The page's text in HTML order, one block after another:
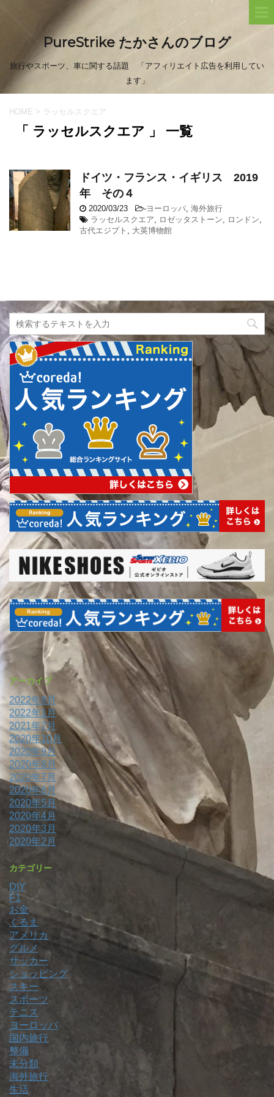
PureStrike たかさんのブログ
旅行やスポーツ、車に関する話題 「アフィリエイト広告を利用してい
ます」
HOME > ラッセルスクエア
「 ラッセルスクエア 」 一覧
ドイツ・フランス・イギリス 2019
年 その４
2020/03/23 -ヨーロッパ, 海外旅行
ラッセルスクエア, ロゼッタストーン, ロンドン,
古代エジプト , 大英博物館
アーカイブ
2022年8月
2022年1月
2021年7月
2020年10月
2020年9月
2020年8月
2020年7月
2020年6月
2020年5月
2020年4月
2020年3月
2020年2月
カテゴリー
DIY
F1
お金
くるま
アメリカ
グルメ
サッカー
ショッピング
スキー
スポーツ
テニス
ヨーロッパ
国内旅行
整備
未分類
海外旅行
生活